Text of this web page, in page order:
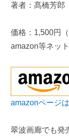
著者：髙橋芳郎
価格：1,500円（
amazon等ネッ
amazonページ
翠波画廊でも